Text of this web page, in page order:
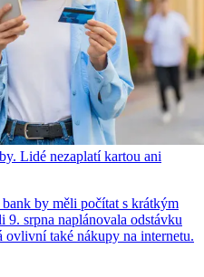
Lidé nezaplatí kartou ani
by měli počítat s krátkým
9. srpna naplánovala odstávku
také nákupy na internetu.